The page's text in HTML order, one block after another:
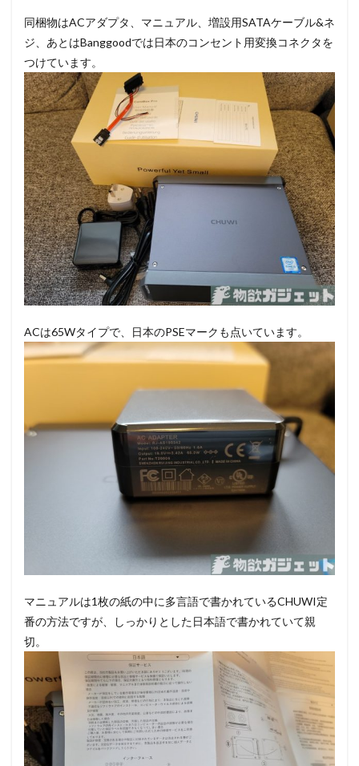
同梱物はACアダプタ、マニュアル、増設用SATAケーブル&ネ
ジ、あとはBanggoodでは日本のコンセント用変換コネクタを
つけています。
ACは65Wタイプで、日本のPSEマークも点いています。
マニュアルは1枚の紙の中に多言語で書かれているCHUWI定
番の方法ですが、しっかりとした日本語で書かれていて親
切。